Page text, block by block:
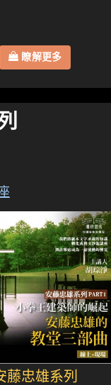
瞭解更多
藤忠雄系列